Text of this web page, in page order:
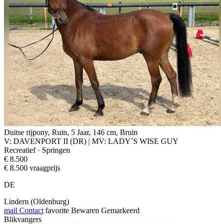
Duitse rijpony, Ruin, 5 Jaar, 146 cm, Bruin
V: DAVENPORT II (DR) | MV: LADY´S WISE GUY
Recreatief · Springen
€ 8.500
€ 8.500 vraagprijs
DE
Lindern (Oldenburg)
mail Contact favorite Bewaren Gemarkeerd
Blikvangers